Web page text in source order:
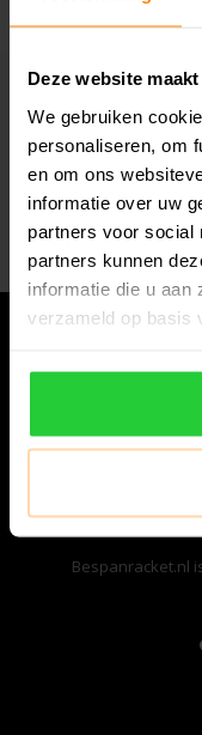
Deze website
We gebruiken
personaliseren, om
en om ons
informatie over uw
partners voor social
partners kunnen
informatie die u aan
verzameld op basis
Blijf op de
Bespanracket.nl